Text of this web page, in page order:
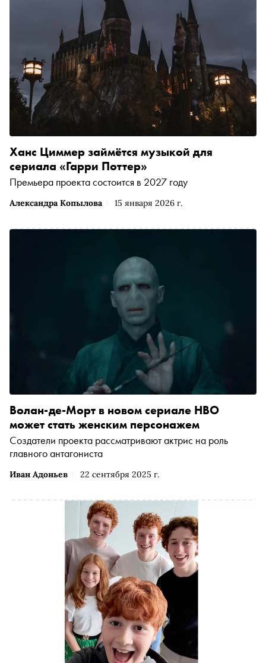
Александра Копылова 15 января 2026 г.
Ханс Циммер займётся музыкой для
сериала «Гарри Поттер»
Премьера проекта состоится в 2027 году
Иван Адоньев 22 сентября 2025 г.
Волан-де-Морт в новом сериале HBO
может стать женским персонажем
Создатели проекта рассматривают актрис на роль
главного антагониста